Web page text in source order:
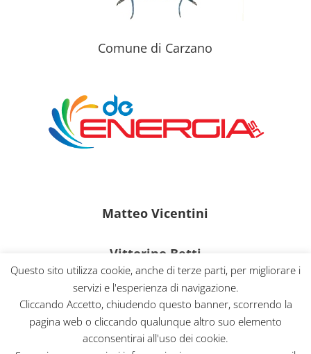
Comune di Carzano
Matteo Vicentini
Vittorino Betti
Massimiliano Vialli
Questo sito utilizza cookie, anche di terze parti, per migliorare i
servizi e l'esperienza di navigazione.
Cliccando Accetto, chiudendo questo banner, scorrendo la
pagina web o cliccando qualunque altro suo elemento
acconsentirai all'uso dei cookie.